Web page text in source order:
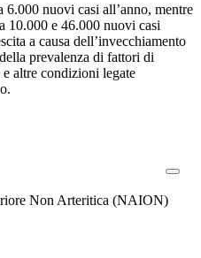
nuovi casi all’anno, mentre
10.000 e 46.000 nuovi casi
a causa dell’invecchiamento
prevalenza di fattori di
altre condizioni legate
Non Arteritica (NAION)